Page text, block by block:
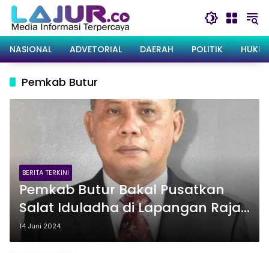
Langsung
konten
NASIONAL
ADVETORIAL DAERAH POLITIK
Pemkab Butur
BERITA TERKINI
Pemkab Butur Bakal Pusatkan
Salat Iduladha di Lapangan Raja
Jin Kulisusu
14 Juni 2024